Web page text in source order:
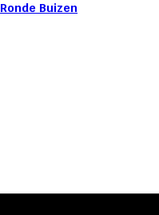
Ronde Buizen